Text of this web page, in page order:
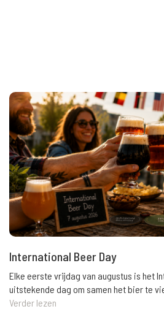
International Beer Day
Elke eerste vrijdag van augustus is het
uitstekende dag om samen het bier te
Verder lezen